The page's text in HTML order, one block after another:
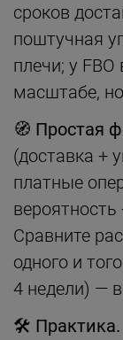
сроков
поштучная
плечи; у
масштабе,
🧭 Простая
(доставка +
платные
Сравните
одного и
4 недели) —
🛠 Практика.